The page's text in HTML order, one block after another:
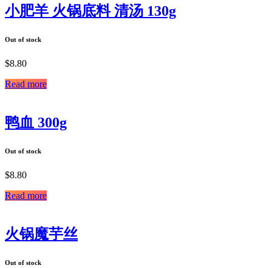
小肥羊 火锅底料 清汤 130g
Out of stock
$8.80
Read more
鸭血 300g
Out of stock
$8.80
Read more
火锅魔芋丝
Out of stock